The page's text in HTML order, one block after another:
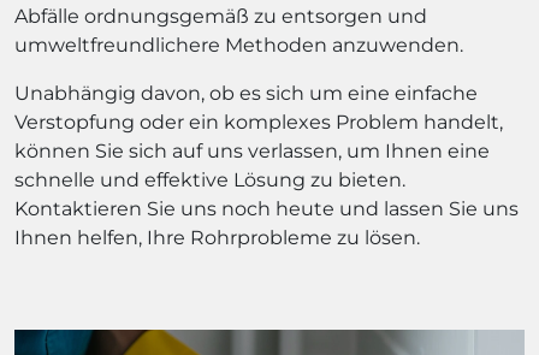
Abfälle ordnungsgemäß zu entsorgen und
umweltfreundlichere Methoden anzuwenden.
Unabhängig davon, ob es sich um eine einfache
Verstopfung oder ein komplexes Problem handelt,
können Sie sich auf uns verlassen, um Ihnen eine
schnelle und effektive Lösung zu bieten.
Kontaktieren Sie uns noch heute und lassen Sie uns
Ihnen helfen, Ihre Rohrprobleme zu lösen.